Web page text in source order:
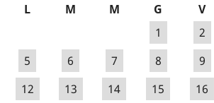
L M M G V
1
2
5
6 7 8 9
12
13 14 15 16